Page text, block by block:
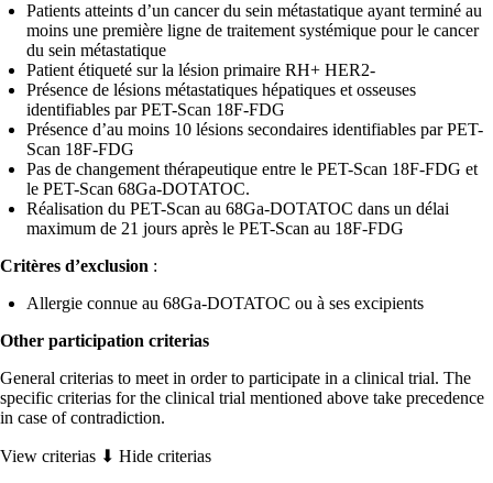
Patients atteints d’un cancer du sein métastatique ayant terminé au
moins une première ligne de traitement systémique pour le cancer
du sein métastatique
Patient étiqueté sur la lésion primaire RH+ HER2-
Présence de lésions métastatiques hépatiques et osseuses
identifiables par PET-Scan 18F-FDG
Présence d’au moins 10 lésions secondaires identifiables par PET-
Scan 18F-FDG
Pas de changement thérapeutique entre le PET-Scan 18F-FDG et
le PET-Scan 68Ga-DOTATOC.
Réalisation du PET-Scan au 68Ga-DOTATOC dans un délai
maximum de 21 jours après le PET-Scan au 18F-FDG
Critères d’exclusion :
Allergie connue au 68Ga-DOTATOC ou à ses excipients
Other participation criterias
General criterias to meet in order to participate in a clinical trial. The
specific criterias for the clinical trial mentioned above take precedence
in case of contradiction.
View criterias ⬇ Hide criterias